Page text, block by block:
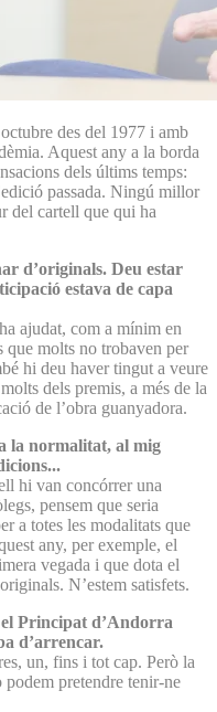
des del 1977 i amb
Aquest any a la borda
dels últims temps:
passada. Ningú millor
del cartell que qui ha
d’originals. Deu estar
estava de capa
ajudat, com a mínim en
molts no trobaven per
hi deu haver tingut a veure
dels premis, a més de la
de l’obra guanyadora.
la normalitat, al mig
hi van concórrer una
pensem que seria
a totes les modalitats que
any, per exemple, el
vegada i que dota el
N’estem satisfets.
Principat d’Andorra
d’arrencar.
un, fins i tot cap. Però la
podem pretendre tenir-ne